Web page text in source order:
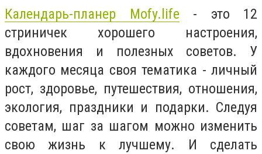
Календарь-планер Mofy.life - это 12
стриничек хорошего настроения,
вдохновения и полезных советов. У
каждого месяца своя тематика - личный
рост, здоровье, путешествия, отношения,
экология, праздники и подарки. Следуя
советам, шаг за шагом можно изменить
свою жизнь к лучшему. И сделать